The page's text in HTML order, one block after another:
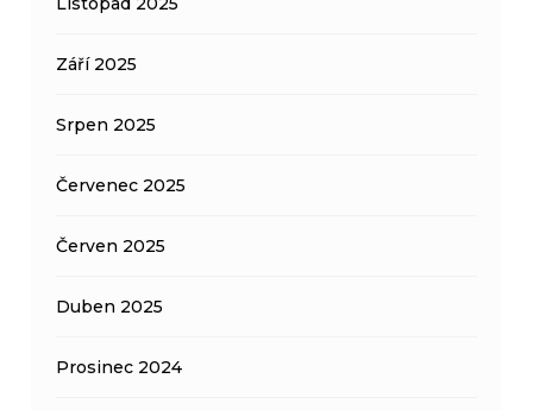
Září 2025
Srpen 2025
Červenec 2025
Červen 2025
Duben 2025
Prosinec 2024